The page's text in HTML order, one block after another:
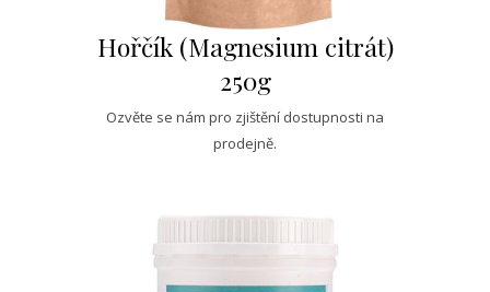
Hořčík (Magnesium citrát)
250g
Ozvěte se nám pro zjištění dostupnosti na
prodejně.